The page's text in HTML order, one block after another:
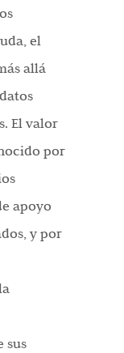
el
allá
El valor
por
apoyo
y por
sus